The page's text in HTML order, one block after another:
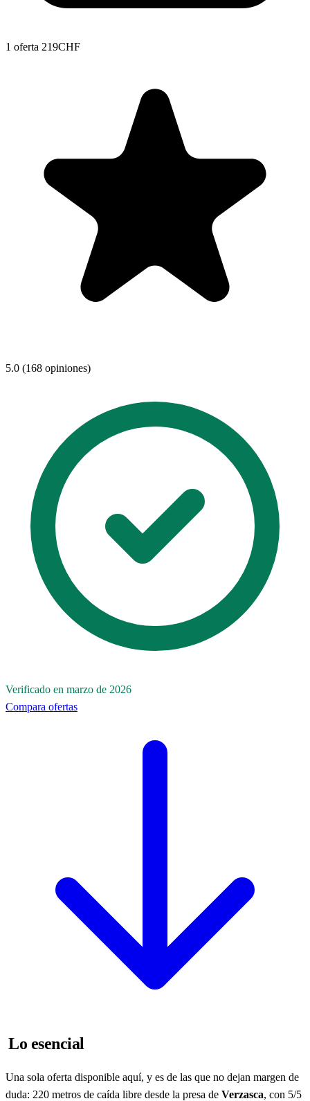
1 oferta 219CHF
5.0 (168 opiniones)
Verificado en marzo de 2026
Compara ofertas
Lo esencial
Una sola oferta disponible aquí, y es de las que no dejan margen de
duda: 220 metros de caída libre desde la presa de Verzasca, con 5/5